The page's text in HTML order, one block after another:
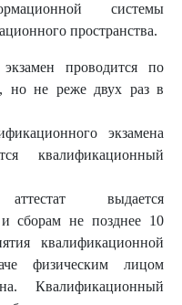
системы
пространства.
проводится по
но не реже двух раз в
экзамена
квалификационный
выдается
сборам не позднее 10
квалификационной
физическим лицом
Квалификационный